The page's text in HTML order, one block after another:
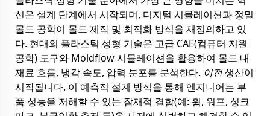
신은 설계 단계에서 시작되며, 디지털 시뮬레이션과 정밀
몰드 공학이 몰드 제작 및 최적화 방식을 재정의하고 있
다. 현대의 플라스틱 성형 기술은 고급 CAE(컴퓨터 지원
공학) 도구와 Moldflow 시뮬레이션을 활용하여 몰드 내
재료 흐름, 냉각 속도, 압력 분포를 분석한다. 이전생산이
시작됩니다. 이 예측적 설계 방식을 통해 엔지니어는 부
품 성능을 저해할 수 있는 잠재적 결함(예: 휨, 워프, 싱크